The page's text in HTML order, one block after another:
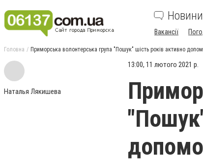
Новини
Вакансії
Головна Приморська волонтерська група "Пошук" шість років активно
Наталья Лякишева
13:00, 11 лютого 2021 р.